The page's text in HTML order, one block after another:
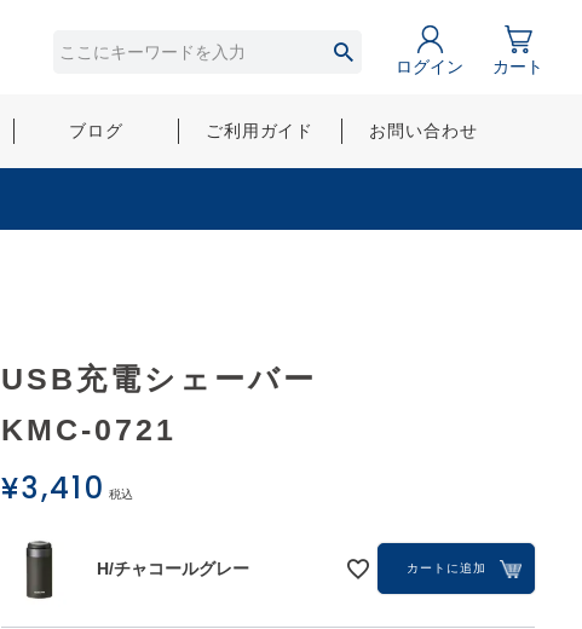
ログイン カート
ブログ ご利用ガイド お問い合わせ
USB充電シェーバー
KMC-0721
¥3,410 税込
H/チャコールグレー カートに追加